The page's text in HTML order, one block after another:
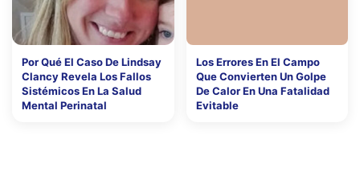
Por Qué El Caso De Lindsay
Clancy Revela Los Fallos
Sistémicos En La Salud
Mental Perinatal
Los Errores En El Campo
Que Convierten Un Golpe
De Calor En Una Fatalidad
Evitable